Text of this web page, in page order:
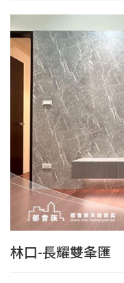
林口-長耀雙夆匯